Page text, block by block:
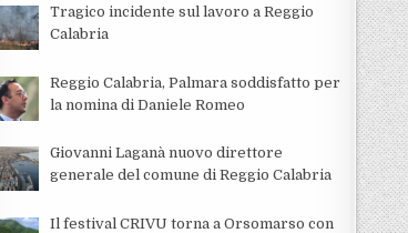
Tragico incidente sul lavoro a Reggio
Calabria
Reggio Calabria, Palmara soddisfatto per
la nomina di Daniele Romeo
Giovanni Laganà nuovo direttore
generale del comune di Reggio Calabria
Il festival CRIVU torna a Orsomarso con